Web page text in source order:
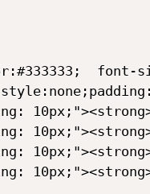
background:#fbfbfb; text-align: center;">